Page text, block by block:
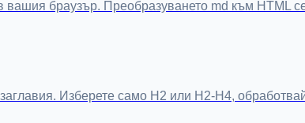
браузър. Преобразуването md към HTML
Изберете само H2 или H2-H4,